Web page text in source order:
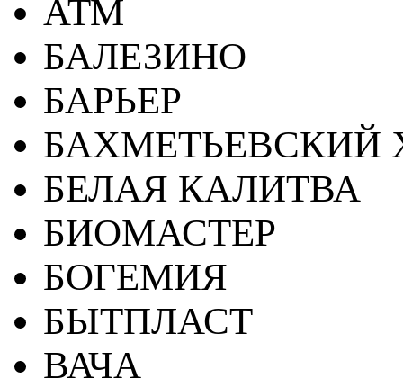
АТМ
БАЛЕЗИНО
БАРЬЕР
БАХМЕТЬЕВСКИЙ
БЕЛАЯ КАЛИТВА
БИОМАСТЕР
БОГЕМИЯ
БЫТПЛАСТ
ВАЧА